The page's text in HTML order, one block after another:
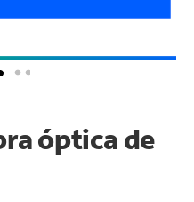
óptica de